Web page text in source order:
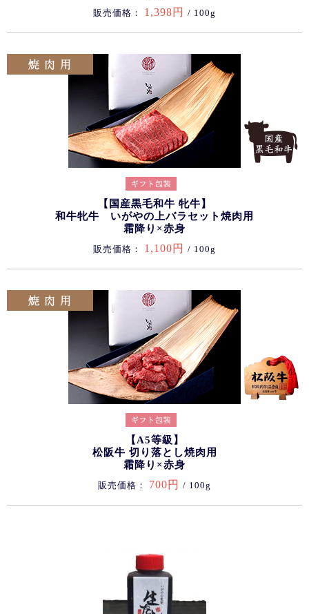
販売価格： 1,398円 / 100g
【国産黒毛和牛 牝牛】
和牛牝牛 いがやの上バラセット焼肉用
霜降り×赤身
販売価格： 1,100円 / 100g
【A5等級】
松阪牛 切り落とし焼肉用
霜降り×赤身
販売価格： 700円 / 100g